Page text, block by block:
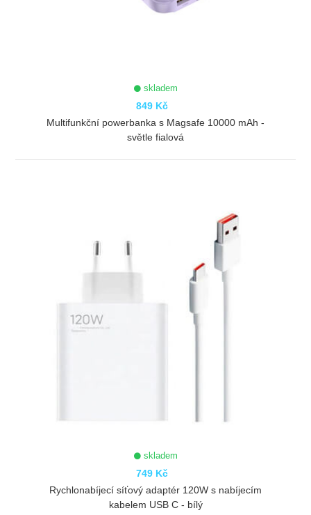
skladem
849 Kč
Multifunkční powerbanka s Magsafe 10000 mAh -
světle fialová
skladem
749 Kč
Rychlonabíjecí síťový adaptér 120W s nabíjecím
kabelem USB C - bílý